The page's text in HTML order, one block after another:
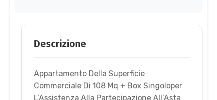
Descrizione
Appartamento Della Superficie
Commerciale Di 108 Mq + Box Singoloper
L’Assistenza Alla Partecipazione All’Asta